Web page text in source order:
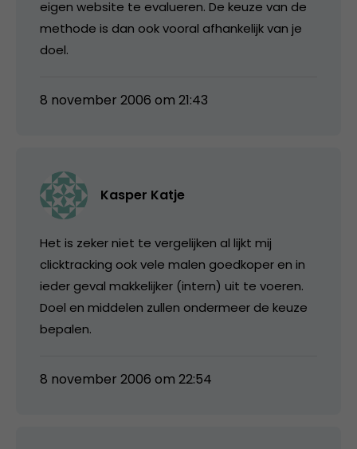
eigen website te evalueren. De keuze van de
methode is dan ook vooral afhankelijk van je
doel.
8 november 2006 om 21:43
Kasper Katje
Het is zeker niet te vergelijken al lijkt mij
clicktracking ook vele malen goedkoper en in
ieder geval makkelijker (intern) uit te voeren.
Doel en middelen zullen ondermeer de keuze
bepalen.
8 november 2006 om 22:54